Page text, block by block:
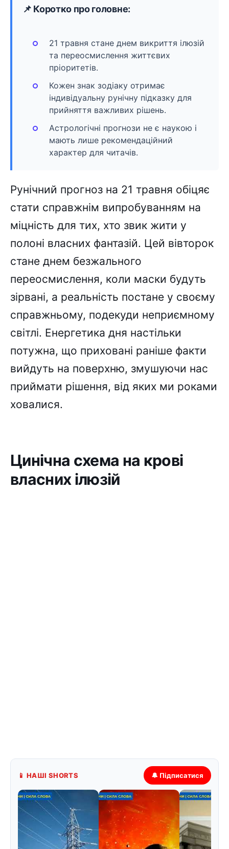
📌 Коротко про головне:
21 травня стане днем викриття ілюзій
та переосмислення життєвих
пріоритетів.
Кожен знак зодіаку отримає
індивідуальну рунічну підказку для
прийняття важливих рішень.
Астрологічні прогнози не є наукою і
мають лише рекомендаційний
характер для читачів.
Рунічний прогноз на 21 травня обіцяє
стати справжнім випробуванням на
міцність для тих, хто звик жити у
полоні власних фантазій. Цей вівторок
стане днем безжального
переосмислення, коли маски будуть
зірвані, а реальність постане у своєму
справжньому, подекуди неприємному
світлі. Енергетика дня настільки
потужна, що приховані раніше факти
вийдуть на поверхню, змушуючи нас
приймати рішення, від яких ми роками
ховалися.
Цинічна схема на крові
власних ілюзій
📱 НАШІ SHORTS 🔔 Підписатися